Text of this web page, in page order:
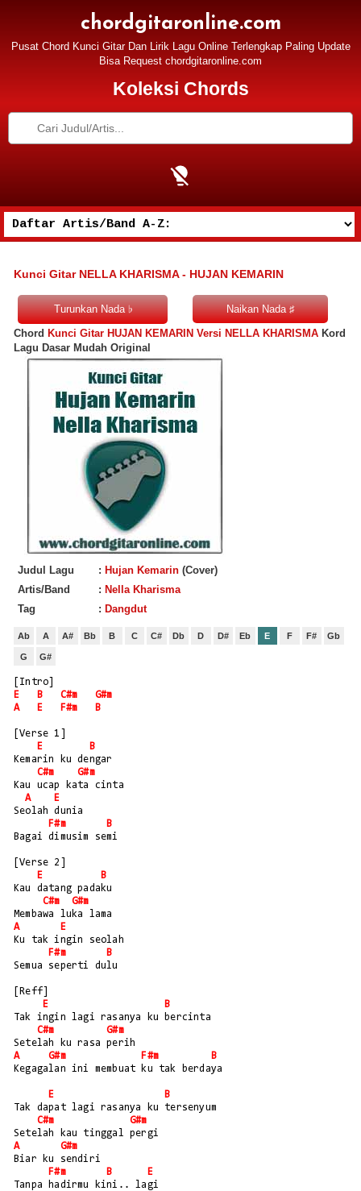
chordgitaronline.com
Pusat Chord Kunci Gitar Dan Lirik Lagu Online Terlengkap Paling Update
Bisa Request chordgitaronline.com
Koleksi Chords
Kunci Gitar NELLA KHARISMA - HUJAN KEMARIN
Chord Kunci Gitar HUJAN KEMARIN Versi NELLA KHARISMA Kord
Lagu Dasar Mudah Original
Judul Lagu : Hujan Kemarin (Cover)
Artis/Band
: Nella Kharisma
Tag
: Dangdut
Ab A A# Bb B C C# Db D D# Eb E F F# Gb
G G#
[Intro]
E
B C#m
G#m
A
E F#m B
[Verse 1]
E
B
Kemarin ku dengar
C#m
G#m
Kau ucap kata cinta
A
E
Seolah dunia
F#m
B
Bagai dimusim semi
[Verse 2]
E
B
Kau datang padaku
C#m
G#m
Membawa luka lama
A
E
Ku tak ingin seolah
F#m
B
Semua seperti dulu
[Reff]
E
B
Tak ingin lagi rasanya ku bercinta
C#m
G#m
Setelah ku rasa perih
A
G#m F#m
B
Kegagalan ini membuat ku tak berdaya
E
B
Tak dapat lagi rasanya ku tersenyum
C#m
G#m
Setelah kau tinggal pergi
A
G#m
Biar ku sendiri
F#m
B
E
Tanpa hadirmu kini.. lagi